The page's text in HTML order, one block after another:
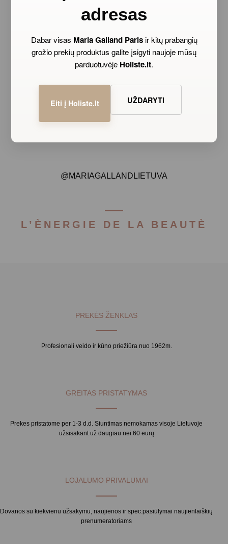
adresas
Dabar visas Maria Galland Parisir kitų prabangių
grožio prekių produktus galite įsigyti naujoje mūsų
parduotuvėje Holiste.lt.
Eiti į Holiste.lt UŽDARYTI
@MARIAGALLANDLIETUVA
L’ÈNERGIE DE LA BEAUTÈ
PREKĖS ŽENKLAS
Profesionali veido ir kūno priežiūra nuo 1962m.
GREITAS PRISTATYMAS
Prekes pristatome per 1-3 d.d. Siuntimas nemokamas visoje Lietuvoje
užsisakant už daugiau nei 60 eurų
LOJALUMO PRIVALUMAI
Dovanos su kiekvienu užsakymu, naujienos ir spec.pasiūlymai naujienlaiškių
prenumeratoriams